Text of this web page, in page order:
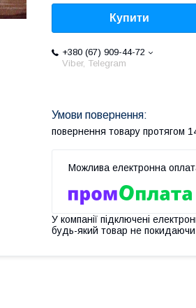
Купити
+380 (67) 909-44-72
Viber, Telegram
повернення товару протягом
У компанії підключені
будь-який товар не покидаючи